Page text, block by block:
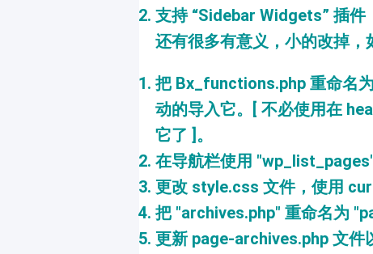
支持 “Sidebar Widgets” 插件
还有很多有意义，小的改掉，
把 Bx_functions.php 重命名
动的导入它。[ 不必使用在
它了 ]。
在导航栏使用 "wp_list_pages"
更改 style.css 文件，使用
把 "archives.php" 重命名为
更新 page-archives.php 文件